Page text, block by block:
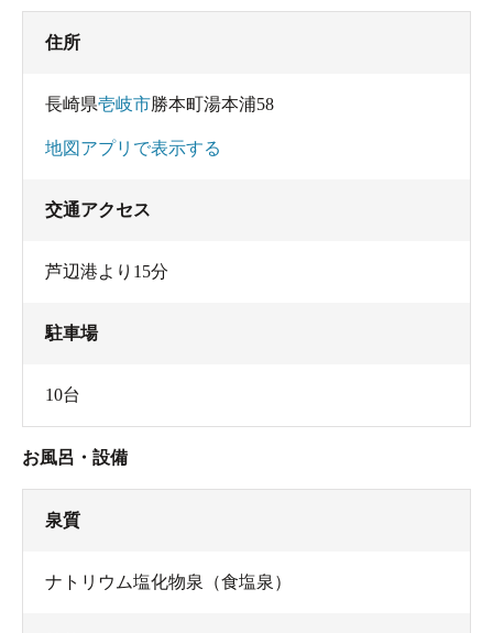
住所
長崎県壱岐市勝本町湯本浦58
地図アプリで表示する
交通アクセス
芦辺港より15分
駐車場
10台
お風呂・設備
泉質
ナトリウム塩化物泉（食塩泉）